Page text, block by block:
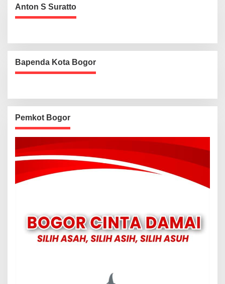
Anton S Suratto
Bapenda Kota Bogor
Pemkot Bogor